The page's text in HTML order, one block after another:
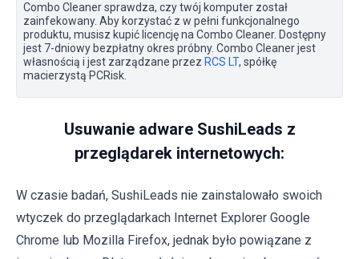
Combo Cleaner sprawdza, czy twój komputer został
zainfekowany. Aby korzystać z w pełni funkcjonalnego
produktu, musisz kupić licencję na Combo Cleaner. Dostępny
jest 7-dniowy bezpłatny okres próbny. Combo Cleaner jest
własnością i jest zarządzane przez RCS LT, spółkę
macierzystą PCRisk.
Usuwanie adware SushiLeads z
przeglądarek internetowych:
W czasie badań, SushiLeads nie zainstalowało swoich
wtyczek do przeglądarkach Internet Explorer Google
Chrome lub Mozilla Firefox, jednak było powiązane z